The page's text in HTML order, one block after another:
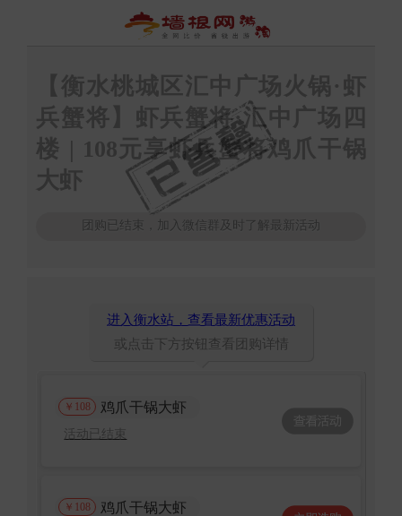
【衡水桃城区汇中广场火锅·虾
兵蟹将】虾兵蟹将·汇中广场四
楼 | 108元享虾兵蟹将鸡爪干锅
大虾
团购已结束，加入微信群及时了解最新活动
进入衡水站，查看最新优惠活动
或点击下方按钮查看团购详情
￥108 鸡爪干锅大虾
活动已结束
￥108 鸡爪干锅大虾